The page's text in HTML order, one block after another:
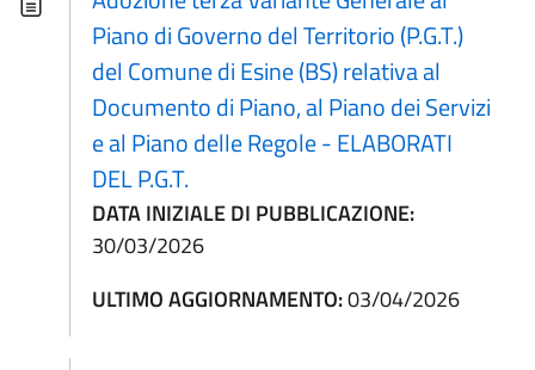
Piano di Governo del Territorio (P.G.T.)
del Comune di Esine (BS) relativa al
Documento di Piano, al Piano dei Servizi
e al Piano delle Regole - ELABORATI
DEL P.G.T.
DATA INIZIALE DI PUBBLICAZIONE:
30/03/2026
ULTIMO AGGIORNAMENTO:03/04/2026